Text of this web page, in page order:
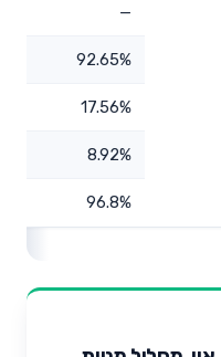
—
92.65%
17.56%
8.92%
96.8%